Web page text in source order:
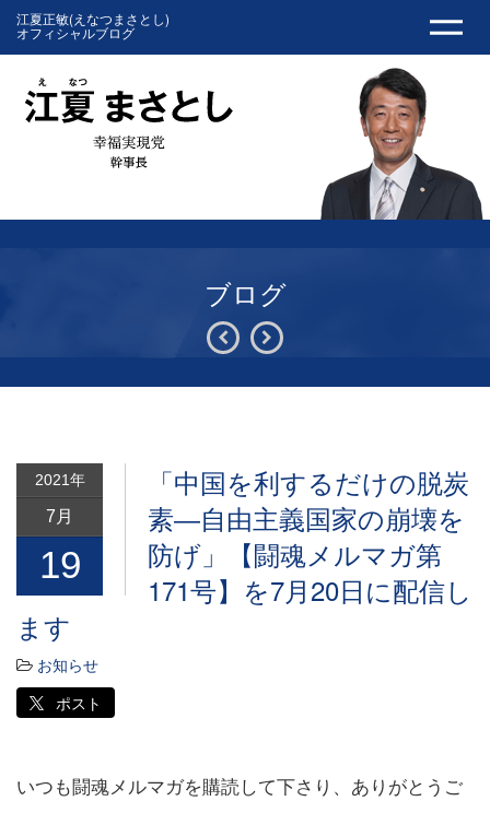
江夏正敏(えなつまさとし)
オフィシャルブログ
ブログ
2021年
7月
19
「中国を利するだけの脱炭
素―自由主義国家の崩壊を
防げ」【闘魂メルマガ第
171号】を7月20日に配信し
ます
お知らせ
ポスト
いつも闘魂メルマガを購読して下さり、ありがとうご